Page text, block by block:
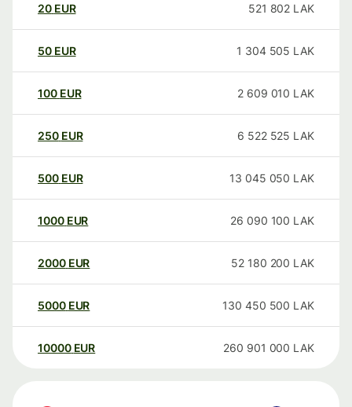
20 EUR 521 802 LAK
50 EUR 1 304 505 LAK
100 EUR 2 609 010 LAK
250 EUR 6 522 525 LAK
500 EUR 13 045 050 LAK
1000 EUR 26 090 100 LAK
2000 EUR 52 180 200 LAK
5000 EUR 130 450 500 LAK
10000 EUR 260 901 000 LAK